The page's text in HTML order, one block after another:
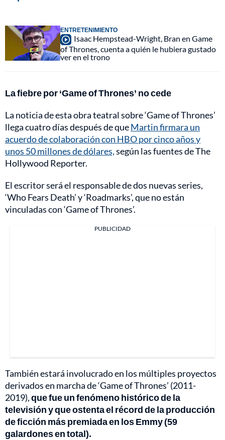
ENTRETENIMIENTO
Isaac Hempstead-Wright, Bran en Game
of Thrones, cuenta a quién le hubiera gustado
ver en el trono
La fiebre por ‘Game of Thrones’ no cede
La noticia de esta obra teatral sobre ‘Game of Thrones’
llega cuatro días después de queMartin firmara un
acuerdo de colaboración con HBO por cinco años y
unos 50 millones de dólares,según las fuentes de The
Hollywood Reporter.
El escritor será el responsable de dos nuevas series,
‘Who Fears Death’ y ‘Roadmarks’, que no están
vinculadas con ‘Game of Thrones’.
PUBLICIDAD
También estará involucrado en los múltiples proyectos
derivados en marcha de ‘Game of Thrones’ (2011-
2019),que fue un fenómeno histórico de la
televisión y que ostenta el récord de la producción
de ficción más premiada en los Emmy (59
galardones en total).